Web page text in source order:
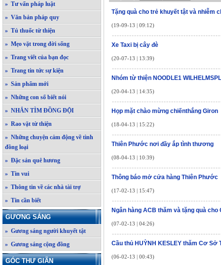
» Tư vấn pháp luật
» Văn bản pháp quy
» Tủ thuốc từ thiện
» Mẹo vặt trong đời sống
» Trang viết của bạn đọc
» Trang tin tức sự kiện
» Sản phẩm mới
» Những con số biết nói
» NHẮN TÌM ĐỒNG ĐỘI
» Rao vặt từ thiện
» Những chuyện cảm động về tình
đồng loại
» Đặc sản quê hương
» Tin vui
» Thông tin về các nhà tài trợ
» Tin cần biết
GƯƠNG SÁNG
» Gương sáng người khuyết tật
» Gương sáng cộng đồng
GÓC THƯ GIÃN
Tặng quà cho trẻ khuyết tật và nhiễm
(19-09-13 | 09:12)
Xe Taxi bị cây đè
(20-07-13 | 13:39)
Nhóm từ thiện NOODLE1
(20-04-13 | 14:35)
Họp mặt chào mừng chiếnthắng Giron
(18-04-13 | 15:22)
Thiên Phước nơi đầy ắp tình thương
(08-04-13 | 10:39)
Thông báo mở cửa hàng Thiên Phước
(17-02-13 | 15:47)
Ngân hàng ACB thăm và tặng quà
(07-02-13 | 04:26)
Cầu thủ HUỲNH KESLEY thăm Cơ Sở
(06-02-13 | 00:43)